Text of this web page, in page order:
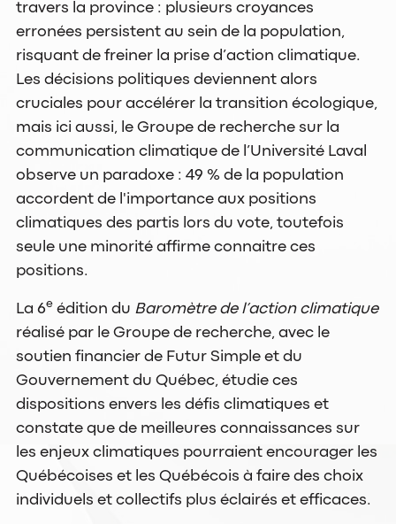
travers la province : plusieurs croyances
erronées persistent au sein de la population,
risquant de freiner la prise d’action climatique.
Les décisions politiques deviennent alors
cruciales pour accélérer la transition écologique,
mais ici aussi, le Groupe de recherche sur la
communication climatique de l’Université Laval
observe un paradoxe : 49 % de la population
accordent de l'importance aux positions
climatiques des partis lors du vote, toutefois
seule une minorité affirme connaitre ces
positions.
La 6e édition du Baromètre de l’action climatique
réalisé par le Groupe de recherche, avec le
soutien financier de Futur Simple et du
Gouvernement du Québec, étudie ces
dispositions envers les défis climatiques et
constate que de meilleures connaissances sur
les enjeux climatiques pourraient encourager les
Québécoises et les Québécois à faire des choix
individuels et collectifs plus éclairés et efficaces.